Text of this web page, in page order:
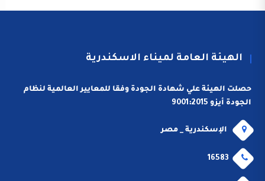
الهيئة العامة لميناء الاسكندرية
حصلت الهيئة علي شهادة الجودة وفقا للمعايير العالمية لنظام
الجودة أيزو 9001:2015
الإسكندرية _ مصر
16583